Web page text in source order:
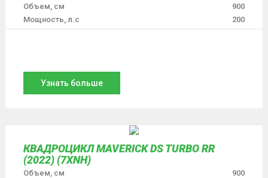
Объем, см
900
Мощность, л.с
200
Узнать больше
КВАДРОЦИКЛ MAVERICK DS TURBO RR
(2022) (7XNH)
Объем, см
900